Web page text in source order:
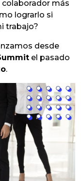
colaborador más
lograrlo si
trabajo?
desde
el pasado
.